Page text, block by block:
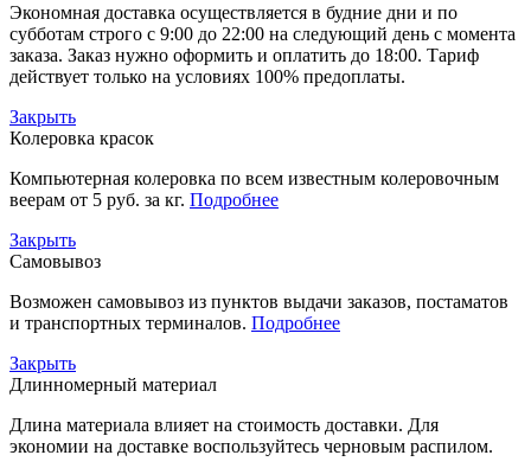
Экономная доставка осуществляется в будние дни и по
субботам строго с 9:00 до 22:00 на следующий день с момента
заказа. Заказ нужно оформить и оплатить до 18:00. Тариф
действует только на условиях 100% предоплаты.
Закрыть
Колеровка красок
Компьютерная колеровка по всем известным колеровочным
веерам от 5 руб. за кг. Подробнее
Закрыть
Самовывоз
Возможен самовывоз из пунктов выдачи заказов, постаматов
и транспортных терминалов. Подробнее
Закрыть
Длинномерный материал
Длина материала влияет на стоимость доставки. Для
экономии на доставке воспользуйтесь черновым распилом.